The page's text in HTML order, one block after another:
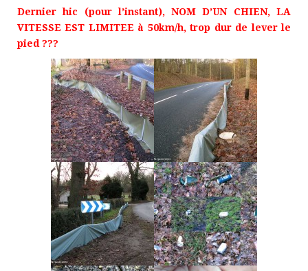
Dernier hic (pour l’instant), NOM D’UN CHIEN, LA
VITESSE EST LIMITEE à 50km/h, trop dur de lever le
pied ???